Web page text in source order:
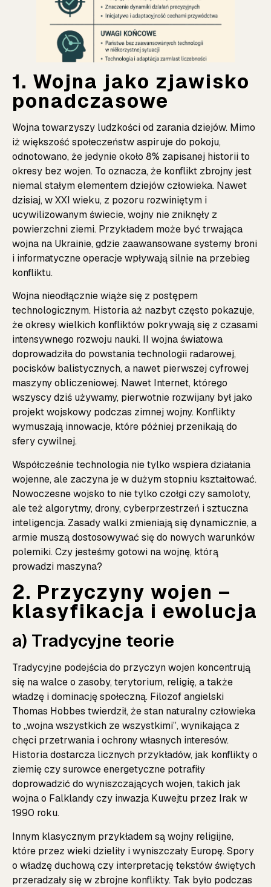
1. Wojna jako zjawisko
ponadczasowe
Wojna towarzyszy ludzkości od zarania dziejów. Mimo
iż większość społeczeństw aspiruje do pokoju,
odnotowano, że jedynie około 8% zapisanej historii to
okresy bez wojen. To oznacza, że konflikt zbrojny jest
niemal stałym elementem dziejów człowieka. Nawet
dzisiaj, w XXI wieku, z pozoru rozwiniętym i
ucywilizowanym świecie, wojny nie zniknęły z
powierzchni ziemi. Przykładem może być trwająca
wojna na Ukrainie, gdzie zaawansowane systemy broni
i informatyczne operacje wpływają silnie na przebieg
konfliktu.
Wojna nieodłącznie wiąże się z postępem
technologicznym. Historia aż nazbyt często pokazuje,
że okresy wielkich konfliktów pokrywają się z czasami
intensywnego rozwoju nauki. II wojna światowa
doprowadziła do powstania technologii radarowej,
pocisków balistycznych, a nawet pierwszej cyfrowej
maszyny obliczeniowej. Nawet Internet, którego
wszyscy dziś używamy, pierwotnie rozwijany był jako
projekt wojskowy podczas zimnej wojny. Konflikty
wymuszają innowacje, które później przenikają do
sfery cywilnej.
Współcześnie technologia nie tylko wspiera działania
wojenne, ale zaczyna je w dużym stopniu kształtować.
Nowoczesne wojsko to nie tylko czołgi czy samoloty,
ale też algorytmy, drony, cyberprzestrzeń i sztuczna
inteligencja. Zasady walki zmieniają się dynamicznie, a
armie muszą dostosowywać się do nowych warunków
polemiki. Czy jesteśmy gotowi na wojnę, którą
prowadzi maszyna?
2. Przyczyny wojen –
klasyfikacja i ewolucja
a) Tradycyjne teorie
Tradycyjne podejścia do przyczyn wojen koncentrują
się na walce o zasoby, terytorium, religię, a także
władzę i dominację społeczną. Filozof angielski
Thomas Hobbes twierdził, że stan naturalny człowieka
to „wojna wszystkich ze wszystkimi”, wynikająca z
chęci przetrwania i ochrony własnych interesów.
Historia dostarcza licznych przykładów, jak konflikty o
ziemię czy surowce energetyczne potrafiły
doprowadzić do wyniszczających wojen, takich jak
wojna o Falklandy czy inwazja Kuwejtu przez Irak w
1990 roku.
Innym klasycznym przykładem są wojny religijne,
które przez wieki dzieliły i wyniszczały Europę. Spory
o władzę duchową czy interpretację tekstów świętych
przeradzały się w zbrojne konflikty. Tak było podczas